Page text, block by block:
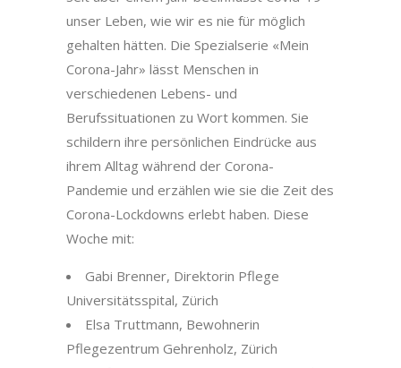
unser Leben, wie wir es nie für möglich
gehalten hätten. Die Spezialserie «Mein
Corona-Jahr» lässt Menschen in
verschiedenen Lebens- und
Berufssituationen zu Wort kommen. Sie
schildern ihre persönlichen Eindrücke aus
ihrem Alltag während der Corona-
Pandemie und erzählen wie sie die Zeit des
Corona-Lockdowns erlebt haben. Diese
Woche mit:
Gabi Brenner, Direktorin Pflege
Universitätsspital, Zürich
Elsa Truttmann, Bewohnerin
Pflegezentrum Gehrenholz, Zürich